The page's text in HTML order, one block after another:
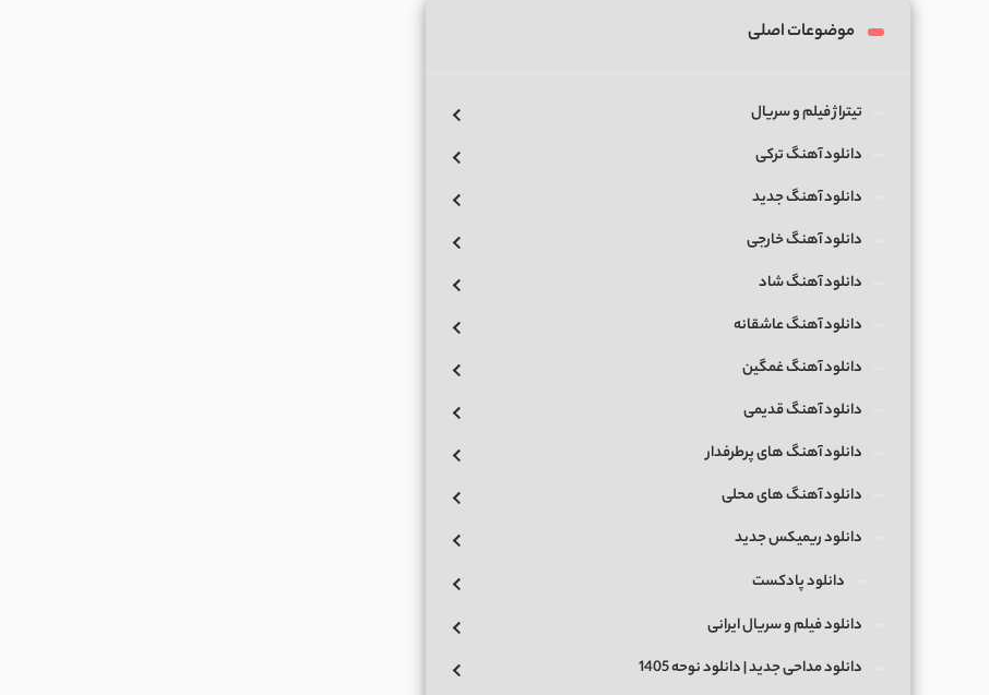
موضوعات اصلی
تیتراژ فیلم و سریال
دانلود آهنگ ترکی
دانلود آهنگ جدید
دانلود آهنگ خارجی
دانلود آهنگ شاد
دانلود آهنگ عاشقانه
دانلود آهنگ غمگین
دانلود آهنگ قدیمی
دانلود آهنگ های پرطرفدار
دانلود آهنگ های محلی
دانلود ریمیکس جدید
دانلود پادکست
دانلود فیلم و سریال ایرانی
دانلود مداحی جدید | دانلود نوحه 1405